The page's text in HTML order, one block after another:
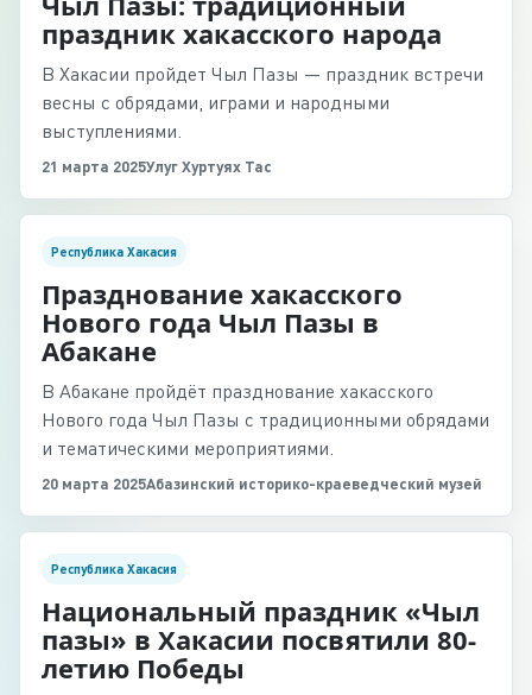
праздник хакасского народа
В Хакасии пройдет Чыл Пазы — праздник встречи
весны с обрядами, играми и народными
выступлениями.
21 марта 2025Улуг Хуртуях Тас
Республика Хакасия
Празднование хакасского
Нового года Чыл Пазы в
Абакане
В Абакане пройдёт празднование хакасского
Нового года Чыл Пазы с традиционными обрядами
и тематическими мероприятиями.
20 марта 2025Абазинский историко-краеведческий музей
Республика Хакасия
Национальный праздник «Чыл
пазы» в Хакасии посвятили 80-
летию Победы